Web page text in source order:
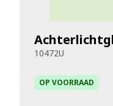
10472U
OP VOORRAAD